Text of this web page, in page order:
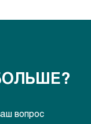
вопрос